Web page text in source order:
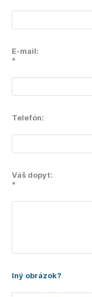
E-mail:
*
Telefón:
Váš dopyt:
*
Iný obrázok?